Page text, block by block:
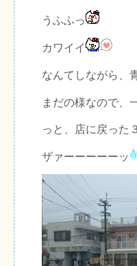
うふふっ
カワイイ
なんてしながら、
まだの様なので、
っと、店に戻った
ザァーーーーーッ